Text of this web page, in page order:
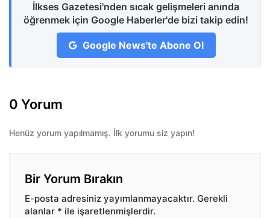
İlkses Gazetesi'nden sıcak gelişmeleri anında
öğrenmek için Google Haberler'de bizi takip edin!
Google News'te Abone Ol
0 Yorum
Henüz yorum yapılmamış. İlk yorumu siz yapın!
Bir Yorum Bırakın
E-posta adresiniz yayımlanmayacaktır. Gerekli
alanlar * ile işaretlenmişlerdir.